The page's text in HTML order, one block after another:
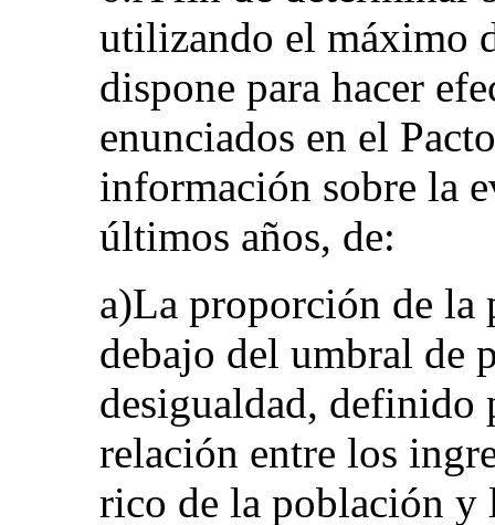
utilizando el máximo
dispone para hacer
enunciados en el
información sobre la
últimos años, de:
a)La proporción de
debajo del umbral de
desigualdad, definido
relación entre los
rico de la población y